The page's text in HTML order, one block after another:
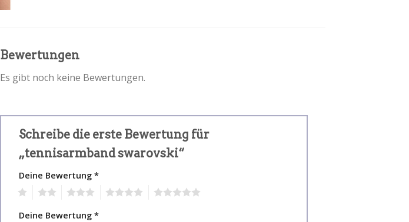
Bewertungen
Es gibt noch keine Bewertungen.
Schreibe die erste Bewertung für
„tennisarmband swarovski“
Deine Bewertung *
Deine Bewertung *